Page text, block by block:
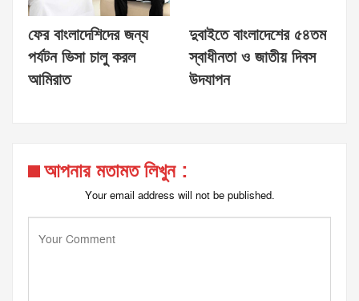
ফের বাংলাদেশিদের জন্য
পর্যটন ভিসা চালু করল
আমিরাত
দুবাইতে বাংলাদেশের ৫৪তম
স্বাধীনতা ও জাতীয় দিবস
উদযাপন
আপনার মতামত লিখুন :
Your email address will not be published.